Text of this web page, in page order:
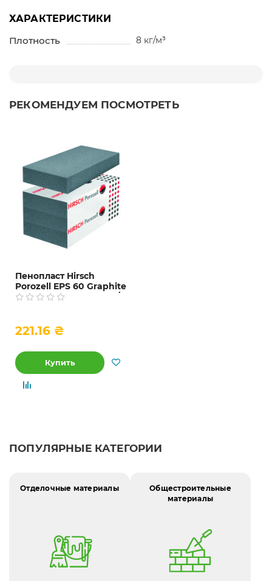
ХАРАКТЕРИСТИКИ
Плотность
8 кг/м³
РЕКОМЕНДУЕМ ПОСМОТРЕТЬ
Пенопласт Hirsch
Porozell EPS 60 Graphite
100*500*1000 мм, 13 кг/
221.16 ₴
Купить
ПОПУЛЯРНЫЕ КАТЕГОРИИ
Отделочные материалы
Общестроительные
материалы